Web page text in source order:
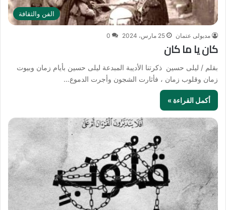
الفن والثقافة
مدبولى عتمان 25 مارس، 2024 0
كان يا ما كان
بقلم / ليلى حسين ذكرتنا الأديبة المبدعة ليلى حسين بأيام زمان وبيوت
زمان وقلوب زمان ، فأثارت الشجون وأجرت الدموع…
أكمل القراءة »